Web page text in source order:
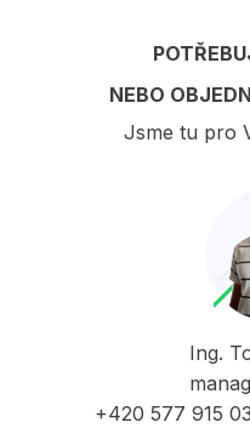
NEBO
Jsme tu pro
Ing.
+420 577 915